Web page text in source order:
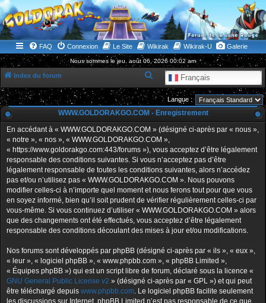
WWW.GOLDORAKGO.COM
le site de la Lune Rouge
FAQ Connexion Le Site Wikirak Wikirak-U Galerie
Nous sommes le jeu. août 06, 2026 00:02 am
Index du forum Français
e
c
h
e
c
h
e
r
Langue :
WWW.GOLDORAKGO.COM - Enregistrement
En accédant à « WWW.GOLDORAKGO.COM » (désigné ci-après par « nous »,
« notre », « nos », « WWW.GOLDORAKGO.COM »,
« https://www.goldorakgo.com:443/forums »), vous acceptez d’être légalement
responsable des conditions suivantes. Si vous n’acceptez pas d’être
légalement responsable de toutes les conditions suivantes, alors n’accédez
pas et/ou n’utilisez pas « WWW.GOLDORAKGO.COM ». Nous pouvons
modifier celles-ci à n’importe quel moment et nous ferons tout pour que vous
en soyez informé, bien qu’il soit prudent de vérifier régulièrement celles-ci par
vous-même. Si vous continuez d’utiliser « WWW.GOLDORAKGO.COM » alors
que des changements ont été effectués, vous acceptez d’être légalement
responsable des conditions découlant des mises à jour et/ou modifications.
Nos forums sont développés par phpBB (désigné ci-après par « ils », « eux »,
« leur », « logiciel phpBB », « www.phpbb.com », « phpBB Limited »,
« Équipes phpBB ») qui est un script libre de forum, déclaré sous la licence «
GNU General Public License v2 » (désigné ci-après par « GPL ») et qui peut
être téléchargé depuis www.phpbb.com. Le logiciel phpBB facilite seulement
les discussions sur Internet. phpBB Limited n’est pas responsable de ce que